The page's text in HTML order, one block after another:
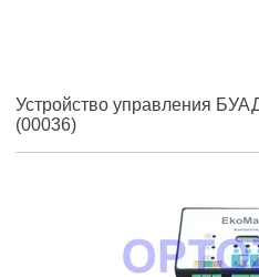
Устройство управления
(00036)